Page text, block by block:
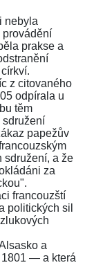
nebyla
provádění
prakse a
z citovaného
odpírala u
těm
sdružení
papežův
sdružení, a že
za
francouzští
politických sil
a
1801 — a která